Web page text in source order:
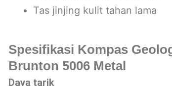
Tas jinjing kulit tahan lama
Spesifikasi Kompas
Brunton 5006 Metal
Daya tarik